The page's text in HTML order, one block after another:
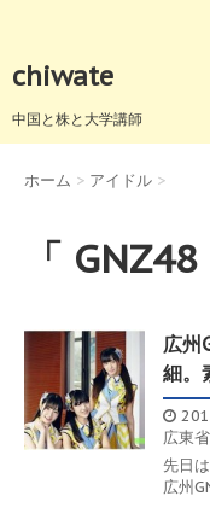
chiwate
中国と株と大学講師
ホーム > アイドル >
「
広州
細。
広東省
先日
広州